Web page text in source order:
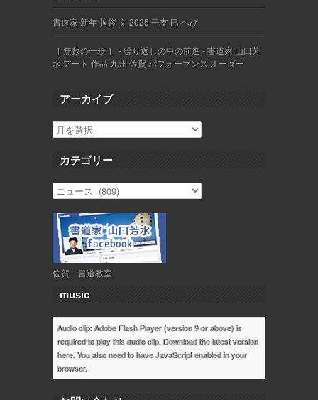
書道家 新年 挨拶 文 2025 干支 巳 へび
［ 無数の一歩 ］ - 繰り返しの中の前進 - 書道家 山口芳
水 アート 作品 九州 佐賀 パフォーマンス オーダー
アーカイブ
カテゴリー
佐賀 書道教室
music
Audio clip: Adobe Flash Player (version 9 or above) is
required to play this audio clip. Download the latest version
here. You also need to have JavaScript enabled in your
browser.